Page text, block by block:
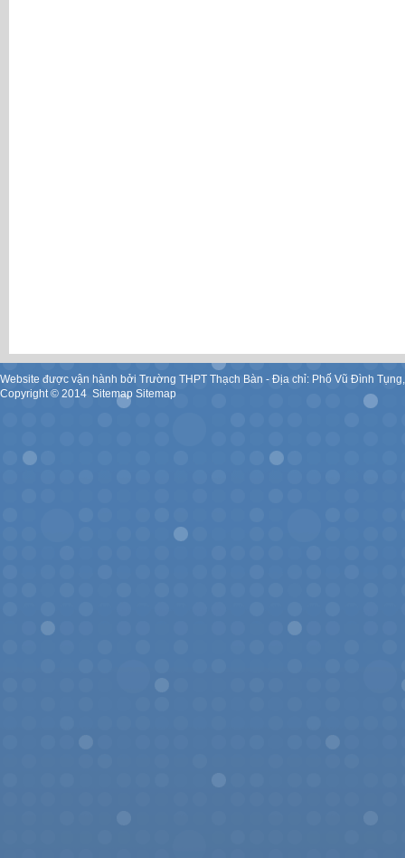
Website được vận hành bởi Trường THPT Thạch Bàn - Địa chỉ: Phố Vũ Đình
Copyright © 2014. Sitemap Sitemap